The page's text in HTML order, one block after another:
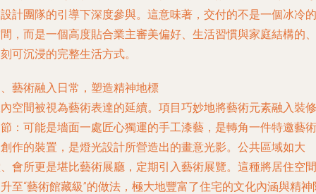
計團隊的引導下深度參與。這意味著，交付的不是一個冰冷的
，而是一個高度貼合業主審美偏好、生活習慣與家庭結構的、
可沉浸的完整生活方式。
藝術融入日常，塑造精神地標
空間被視為藝術表達的延續。項目巧妙地將藝術元素融入裝修
：可能是墻面一處匠心獨運的手工漆藝，是轉角一件特邀藝術
作的裝置，是燈光設計所營造出的畫意光影。公共區域如大
會所更是堪比藝術展廳，定期引入藝術展覽。這種將居住空間
至“藝術館藏級”的做法，極大地豐富了住宅的文化內涵與精神